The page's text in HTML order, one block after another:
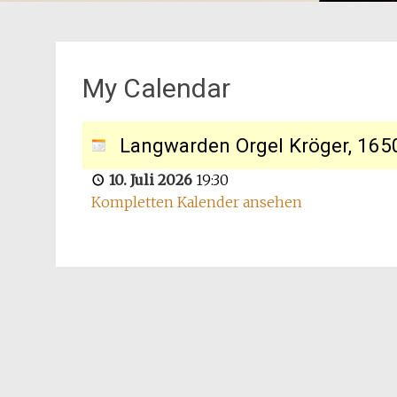
My Calendar
Langwarden Orgel Kröger,
10. Juli 2026 19:30
Kompletten Kalender ansehen